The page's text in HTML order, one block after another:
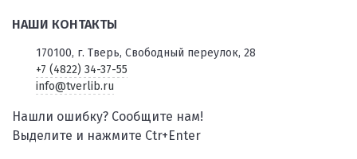
НАШИ КОНТАКТЫ
170100, г. Тверь, Свободный переулок, 28
+7 (4822) 34-37-55
info@tverlib.ru
Нашли ошибку? Сообщите нам!
Выделите и нажмите Ctr+Enter